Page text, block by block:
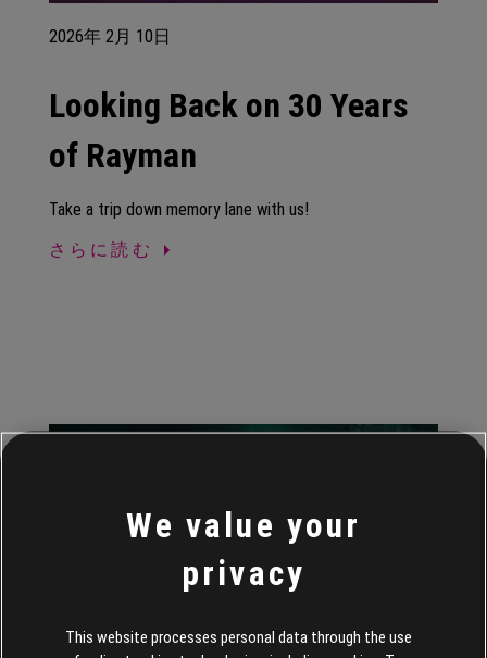
2026年 2月 10日
Looking Back on 30 Years
of Rayman
Take a trip down memory lane with us!
さらに読む
We value your
privacy
This website processes personal data through the use